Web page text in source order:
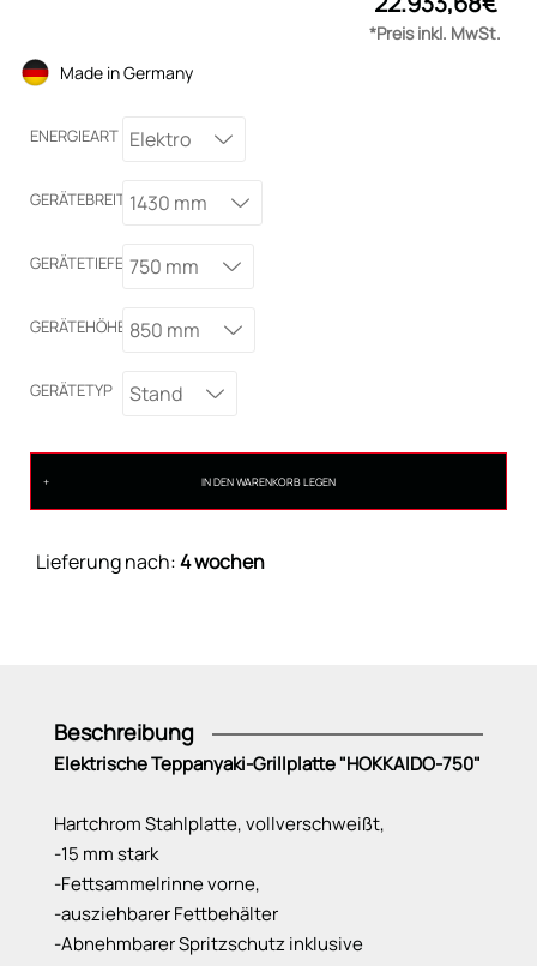
*Preis inkl. MwSt.
Made in Germany
ENERGIEART Elektro
GERÄTEBREITE1430 mm
GERÄTETIEFE 750 mm
GERÄTEHÖHE 850 mm
GERÄTETYP Stand
IN DEN WARENKORB LEGEN
Lieferung nach:4 wochen
Beschreibung
Elektrische Teppanyaki-Grillplatte "HOKKAIDO-750"
Hartchrom Stahlplatte, vollverschweißt,
-15 mm stark
-Fettsammelrinne vorne,
-ausziehbarer Fettbehälter
-Abnehmbarer Spritzschutz inklusive